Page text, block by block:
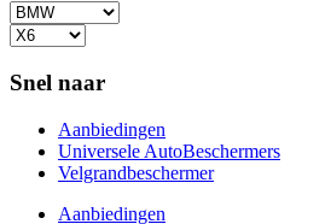
Snel naar
Aanbiedingen
Universele AutoBeschermers
Velgrandbeschermer
Aanbiedingen